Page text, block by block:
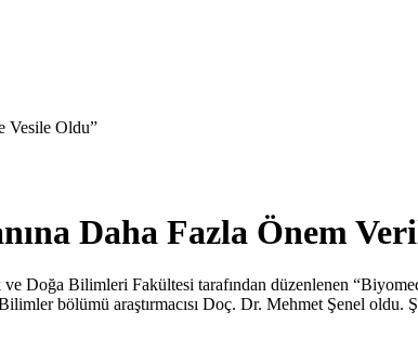
Vesile Oldu”
Daha Fazla Önem
Doğa Bilimleri Fakültesi tarafından düzenlenen
bölümü araştırmacısı Doç. Dr. Mehmet Şenel oldu.